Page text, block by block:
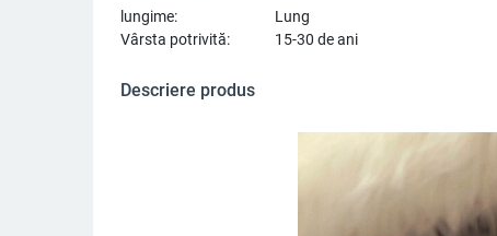
lungime: Lung
Vârsta potrivită:
15-30 de ani
Descriere produs